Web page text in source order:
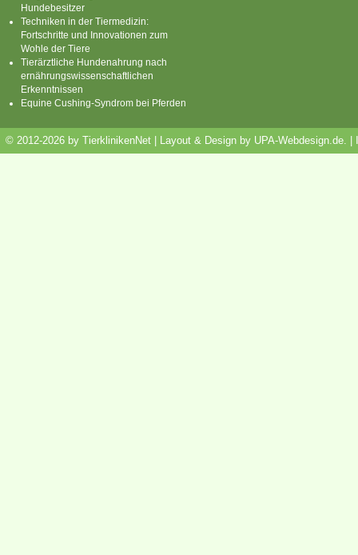
Hundebesitzer
Techniken in der Tiermedizin:
Fortschritte und Innovationen zum
Wohle der Tiere
Tierärztliche Hundenahrung nach
ernährungswissenschaftlichen
Erkenntnissen
Equine Cushing-Syndrom bei Pferden
© 2012-2026 by TierklinikenNet | Layout & Design by UPA-Webdesign.de.